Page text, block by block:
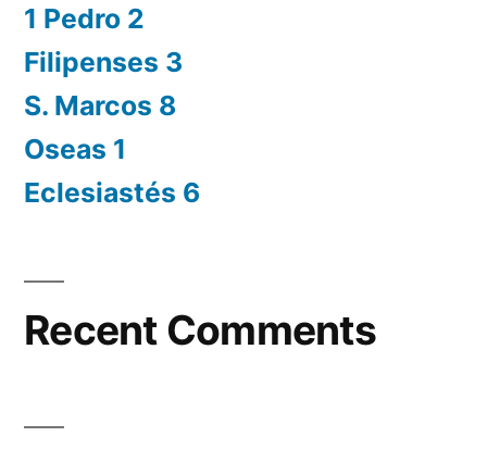
1 Pedro 2
Filipenses 3
S. Marcos 8
Oseas 1
Eclesiastés 6
Recent Comments